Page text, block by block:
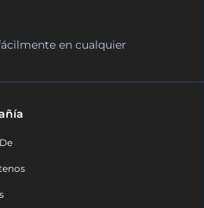
en cualquier